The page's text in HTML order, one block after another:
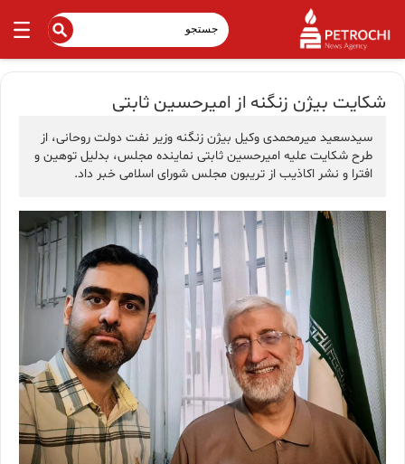
شکایت بیژن زنگنه از امیرحسین ثابتی
سیدسعید میرمحمدی وکیل بیژن زنگنه وزیر نفت دولت روحانی، از
طرح شکایت علیه امیرحسین ثابتی نماینده مجلس، بدلیل توهین و
افترا و نشر اکاذیب از تریبون مجلس شورای اسلامی خبر داد.